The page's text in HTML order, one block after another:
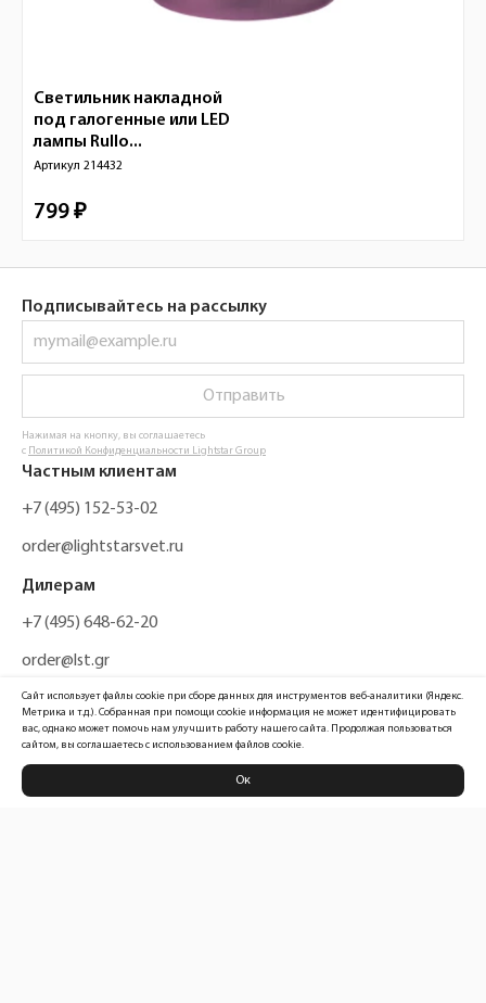
Светильник накладной
под галогенные или LED
лампы Rullo...
Артикул 214432
799 ₽
Подписывайтесь на рассылку
Отправить
Нажимая на кнопку, вы соглашаетесь
с Политикой Конфиденциальности Lightstar Group
Частным клиентам
+7 (495) 152-53-02
order@lightstarsvet.ru
Дилерам
+7 (495) 648-62-20
order@lst.gr
Политика конфиденциальности
Сайт использует файлы cookie при сборе данных для инструментов веб-аналитики (Яндекс.
Метрика и т.д.). Собранная при помощи cookie информация не может идентифицировать
вас, однако может помочь нам улучшить работу нашего сайта. Продолжая пользоваться
сайтом, вы соглашаетесь с использованием файлов cookie.
Ок